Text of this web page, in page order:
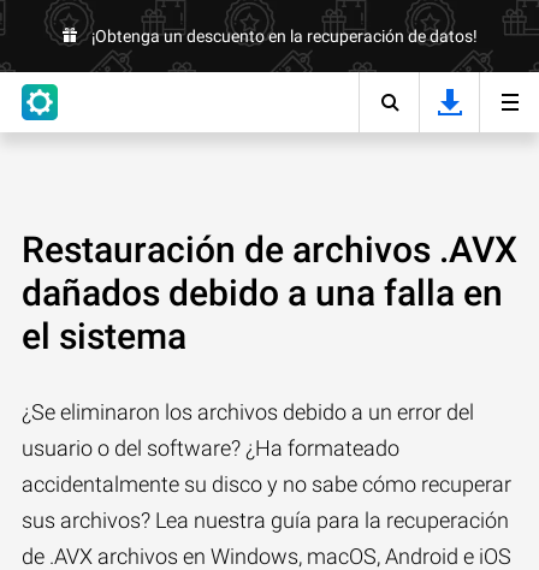
¡Obtenga un descuento en la recuperación de datos!
Restauración de archivos .AVX
dañados debido a una falla en
el sistema
¿Se eliminaron los archivos debido a un error del
usuario o del software? ¿Ha formateado
accidentalmente su disco y no sabe cómo recuperar
sus archivos? Lea nuestra guía para la recuperación
de .AVX archivos en Windows, macOS, Android e iOS